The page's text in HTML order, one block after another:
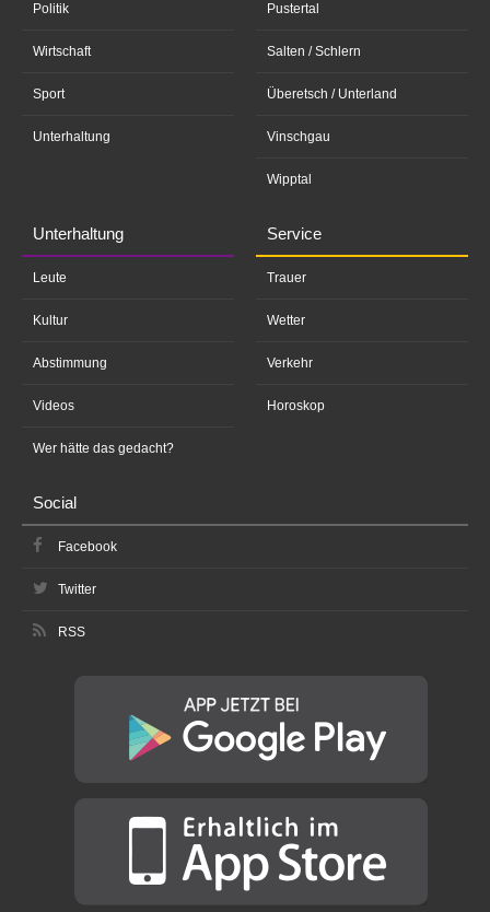
Politik
Wirtschaft
Sport
Unterhaltung
Pustertal
Salten / Schlern
Überetsch / Unterland
Vinschgau
Wipptal
Unterhaltung
Leute
Kultur
Abstimmung
Videos
Wer hätte das gedacht?
Service
Trauer
Wetter
Verkehr
Horoskop
Social
Facebook
Twitter
RSS